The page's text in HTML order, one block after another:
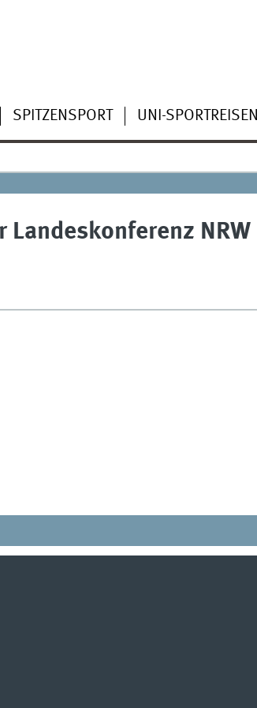
SPITZENSPORT UNI-SPORTREISEN
NRW